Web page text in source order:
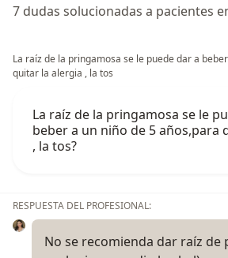
7 dudas solucionadas a pacientes
La raíz de la pringamosa se le puede dar a
quitar la alergia , la tos
La raíz de la pringamosa se le
beber a un niño de 5 años,para
, la tos?
RESPUESTA DEL PROFESIONAL:
No se recomienda dar raíz de